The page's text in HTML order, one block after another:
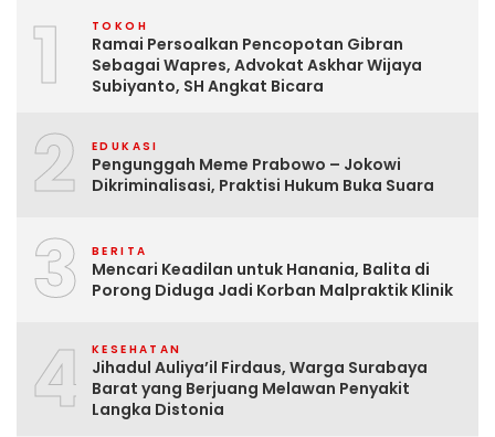
1 TOKOH
Ramai Persoalkan Pencopotan Gibran
Sebagai Wapres, Advokat Askhar Wijaya
Subiyanto, SH Angkat Bicara
2 EDUKASI
Pengunggah Meme Prabowo – Jokowi
Dikriminalisasi, Praktisi Hukum Buka Suara
3 BERITA
Mencari Keadilan untuk Hanania, Balita di
Porong Diduga Jadi Korban Malpraktik Klinik
4 KESEHATAN
Jihadul Auliya’il Firdaus, Warga Surabaya
Barat yang Berjuang Melawan Penyakit
Langka Distonia